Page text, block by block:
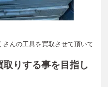
んの工具を買取させて頂いて
りする事を目指し